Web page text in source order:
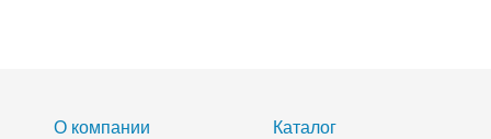
О компании
Каталог